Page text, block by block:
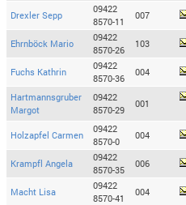
Drexler Sepp
09422
8570-11
007
Ehrnböck Mario
09422
8570-26
103
Fuchs Kathrin
09422
8570-36
004
Hartmannsgruber
Margot
09422
8570-29
001
Holzapfel Carmen
09422
8570-0
004
Krampfl Angela
09422
8570-35
006
Macht Lisa
09422
8570-41
004